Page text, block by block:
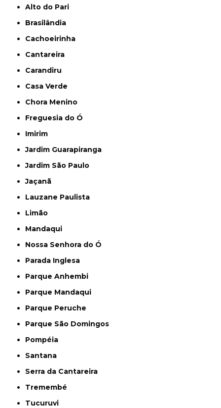
Alto do Pari
Brasilândia
Cachoeirinha
Cantareira
Carandiru
Casa Verde
Chora Menino
Freguesia do Ó
Imirim
Jardim Guarapiranga
Jardim São Paulo
Jaçanã
Lauzane Paulista
Limão
Mandaqui
Nossa Senhora do Ó
Parada Inglesa
Parque Anhembi
Parque Mandaqui
Parque Peruche
Parque São Domingos
Pompéia
Santana
Serra da Cantareira
Tremembé
Tucuruvi